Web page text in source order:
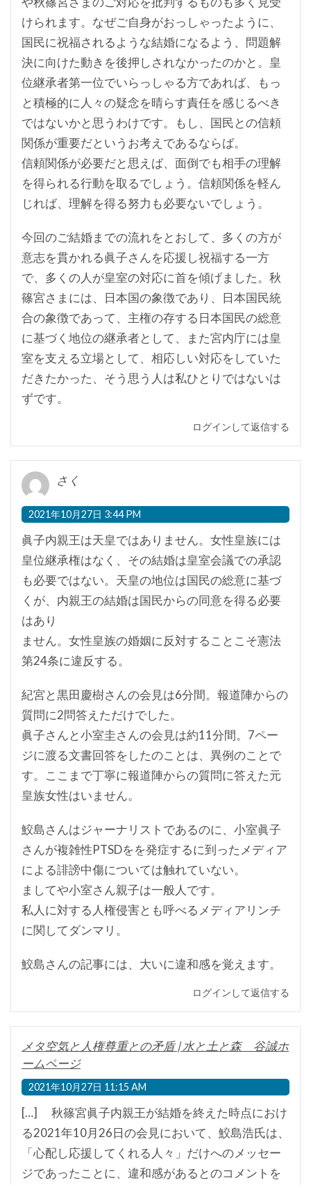
けられます。なぜご自身がおっしゃったように、
国民に祝福されるような結婚になるよう、問題解
決に向けた動きを後押しされなかったのかと。皇
位継承者第一位でいらっしゃる方であれば、もっ
と積極的に人々の疑念を晴らす責任を感じるべき
ではないかと思うわけです。もし、国民との信頼
関係が重要だというお考えであるならば。
信頼関係が必要だと思えば、面倒でも相手の理解
を得られる行動を取るでしょう。信頼関係を軽ん
じれば、理解を得る努力も必要ないでしょう。
今回のご結婚までの流れをとおして、多くの方が
意志を貫かれる眞子さんを応援し祝福する一方
で、多くの人が皇室の対応に首を傾げました。秋
篠宮さまには、日本国の象徴であり、日本国民統
合の象徴であって、主権の存する日本国民の総意
に基づく地位の継承者として、また宮内庁には皇
室を支える立場として、相応しい対応をしていた
だきたかった、そう思う人は私ひとりではないは
ずです。
ログインして返信する
さく
2021年10月27日 3:44 PM
眞子内親王は天皇ではありません。女性皇族には
皇位継承権はなく、その結婚は皇室会議での承認
も必要ではない。天皇の地位は国民の総意に基づ
くが、内親王の結婚は国民からの同意を得る必要
はあり
ません。女性皇族の婚姻に反対することこそ憲法
第24条に違反する。
紀宮と黒田慶樹さんの会見は6分間。報道陣からの
質問に2問答えただけでした。
眞子さんと小室圭さんの会見は約11分間。7ペー
ジに渡る文書回答をしたのことは、異例のことで
す。ここまで丁寧に報道陣からの質問に答えた元
皇族女性はいません。
鮫島さんはジャーナリストであるのに、小室眞子
さんが複雑性PTSDをを発症するに到ったメディア
による誹謗中傷については触れていない。
ましてや小室さん親子は一般人です。
私人に対する人権侵害とも呼べるメディアリンチ
に関してダンマリ。
鮫島さんの記事には、大いに違和感を覚えます。
ログインして返信する
メタ空気と人権尊重との矛盾 | 水と土と森 谷誠ホ
ームページ
2021年10月27日 11:15 AM
[…] 秋篠宮眞子内親王が結婚を終えた時点におけ
る2021年10月26日の会見において、鮫島浩氏は、
「心配し応援してくれる人々」だけへのメッセー
ジであったことに、違和感があるとのコメントを